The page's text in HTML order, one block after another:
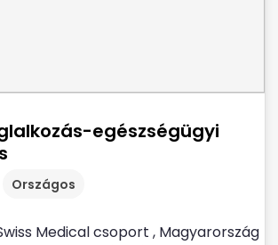
egészségügyi
Országos
Medical csoport , Magyarország